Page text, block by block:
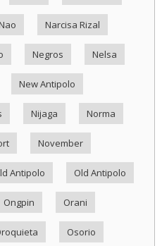
Narcisa Rizal
Negros Nelsa
New Antipolo
Nijaga Norma
November
Antipolo Old Antipolo
Ongpin Orani
Osorio